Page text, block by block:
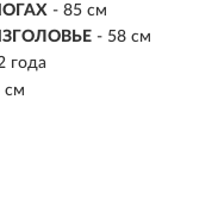
- 85 см
- 58 см
года
см